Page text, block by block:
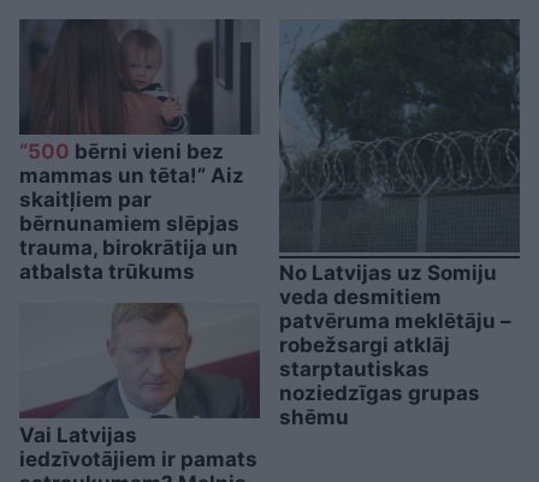
“500 bērni vieni bez
mammas un tēta!” Aiz
skaitļiem par
bērnunamiem slēpjas
trauma, birokrātija un
atbalsta trūkums
Vai Latvijas
iedzīvotājiem ir pamats
No Latvijas uz Somiju
veda desmitiem
patvēruma meklētāju –
robežsargi atklāj
starptautiskas
noziedzīgas grupas
shēmu